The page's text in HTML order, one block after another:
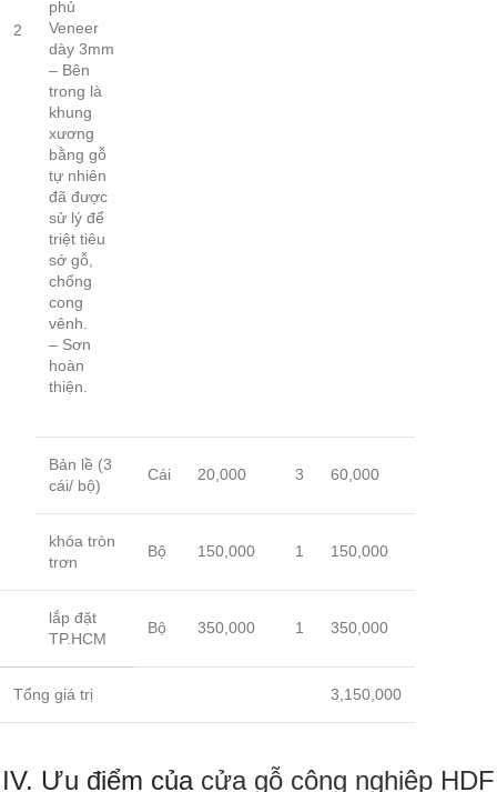
2
phủ
Veneer
dày 3mm
– Bên
trong là
khung
xương
bằng gỗ
tự nhiên
đã được
sử lý để
triệt tiêu
sớ gỗ,
chống
cong
vênh.
– Sơn
hoàn
thiện.
Bản lề (3
cái/ bộ)
Cái 20,000 3 60,000
khóa tròn
trơn
Bộ 150,000 1 150,000
lắp đặt
TP.HCM
Bộ 350,000 1 350,000
Tổng giá trị 3,150,000
IV. Ưu điểm của cửa gỗ công nghiệp HDF